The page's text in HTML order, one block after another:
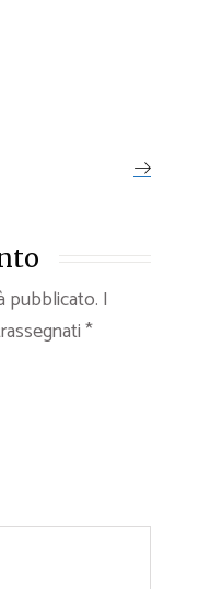
pubblicato. I
*